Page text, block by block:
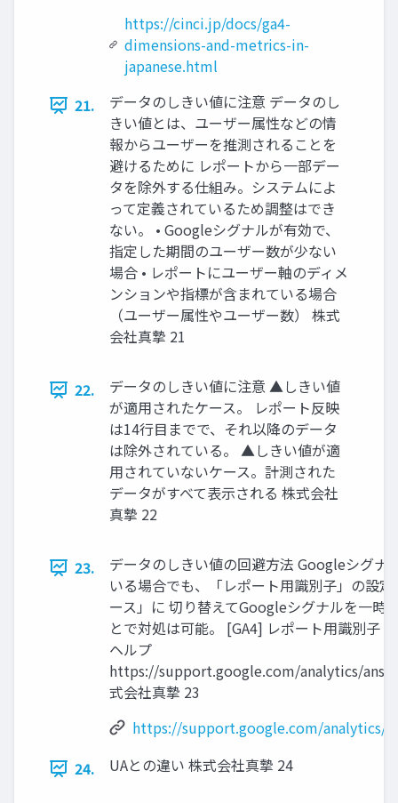
https://cinci.jp/docs/ga4-
dimensions-and-metrics-in-
japanese.html
21.
データのしきい値に注意 データのし
きい値とは、ユーザー属性などの情
報からユーザーを推測されることを
避けるために レポートから一部デー
タを除外する仕組み。システムによ
って定義されているため調整はでき
ない。 • Googleシグナルが有効で、
指定した期間のユーザー数が少ない
場合 • レポートにユーザー軸のディメ
ンションや指標が含まれている場合
（ユーザー属性やユーザー数） 株式
会社真摯 21
22.
データのしきい値に注意 ▲しきい値
が適用されたケース。 レポート反映
は14行目までで、それ以降のデータ
は除外されている。 ▲しきい値が適
用されていないケース。計測された
データがすべて表示される 株式会社
真摯 22
23.
データのしきい値の回避方法 Googleシグナ
いる場合でも、「レポート用識別子」の設
ース」に 切り替えてGoogleシグナルを一時
とで対処は可能。 [GA4] レポート用識別子 -
ヘルプ
https://support.google.com/analytics/
式会社真摯 23
https://support.google.com/analytics/
24.
UAとの違い 株式会社真摯 24